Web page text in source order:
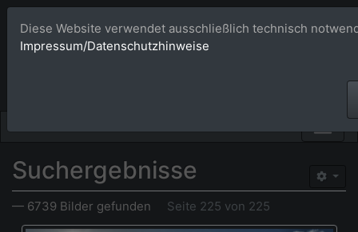
Bildagentur
Suchergebnisse
— 6739 Bilder gefunden Seite 225 von 225
Diese Website verwendet ausschließlich technisch
Impressum/Datenschutzhinweise